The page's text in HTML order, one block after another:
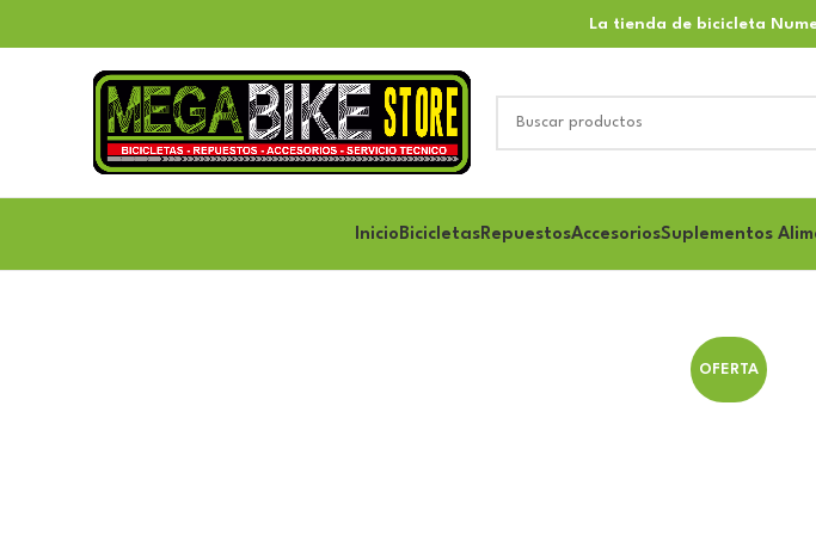
La tienda de bicicleta
Inicio BicicletasRepuestosAccesoriosSuplementos
OFERTA